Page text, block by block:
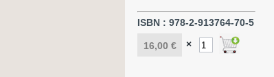
ISBN : 978-2-913764-70-5
16,00 € ×